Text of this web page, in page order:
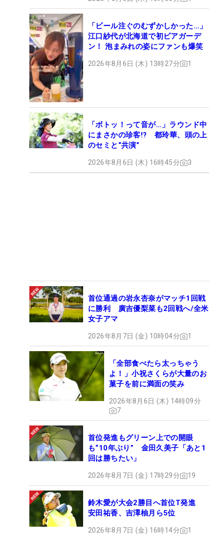
「ビール注ぐのむずかしかった…」
江口紗代が北海道で初ビアガーデ
ン！ 泡まみれの姿にファンも爆笑
2026年8月6日 (木) 13時27分 1
「ボトッ！って音が…」ラウンド中
にまさかの珍客!? 都玲華、頭の上
のセミと“共演”
2026年8月6日 (木) 16時45分 3
首位通過の岩永杏奈がマッチ1回戦
に勝利 廣吉優梨菜も2回戦へ/全米
女子アマ
2026年8月7日 (金) 10時04分 1
「全部食べたら太っちゃう
よ！」小祝さくらが大量のお
菓子を前に満面の笑み
2026年8月6日 (木) 14時09分
7
首位発進もグリーン上での開眼
も“10年ぶり” 金田久美子「あと1
回は勝ちたい」
2026年8月7日 (金) 17時29分 19
鈴木愛が大会2勝目へ首位T発進
安田祐香、吉澤柚月ら5位
2026年8月7日 (金) 16時14分 1